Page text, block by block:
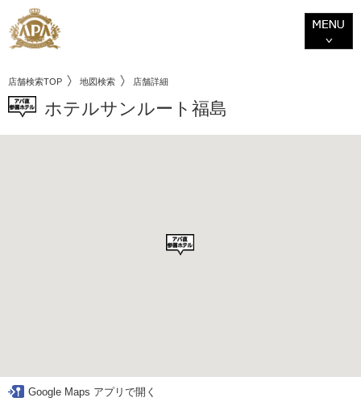
店舗検索TOP 地図検索 店舗詳細
ホテルサンルート福島
Google Maps アプリで開く